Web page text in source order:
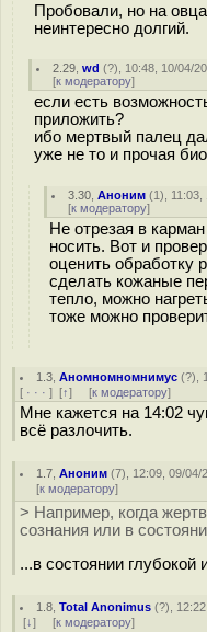
Пробовали, но на
неинтересно долгий.
2.29 ,wd (?), 10:48, 10/04/
[к модератору]
если есть
приложить?
ибо мертвый палец
уже не то и прочая
3.30 ,Аноним (1), 11:03,
[к модератору]
Не отрезая в
носить. Вот и
оценить обработку
сделать кожаные
тепло, можно
тоже можно
1.3 ,Аномномномнимус (?),
[ · · · ] [↑] [к модератору]
Мне кажется на 14:02
всё разлочить.
1.7 ,Аноним (7), 12:09, 09/04/
[к модератору]
> Например, когда
сознания или в
...в состоянии глубокой
1.8 ,Total Anonimus (?),
[↓] [к модератору]